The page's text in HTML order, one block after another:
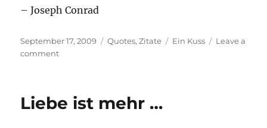
– Joseph Conrad
Posted
on
September 17, 2009 Categories
Quotes,Zitate Tags
Ein Kuss
Leave a
commenton
…
Liebe ist mehr …